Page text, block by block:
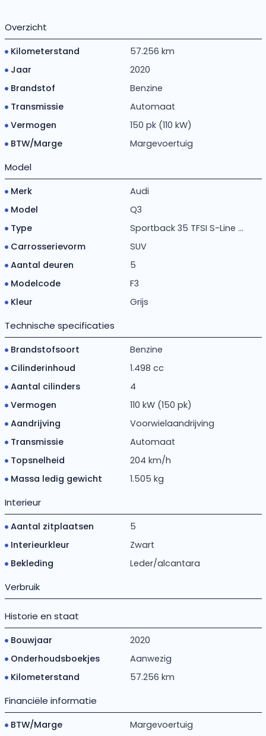
Overzicht
Kilometerstand
57.256 km
Jaar
2020
Brandstof
Benzine
Transmissie
Automaat
Vermogen
150 pk (110 kW)
BTW/Marge
Margevoertuig
Model
Merk
Audi
Model
Q3
Type
Sportback 35 TFSI S-Line ...
Carrosserievorm
SUV
Aantal deuren
5
Modelcode
F3
Kleur
Grijs
Technische specificaties
Brandstofsoort
Benzine
Cilinderinhoud
1.498 cc
Aantal cilinders
4
Vermogen
110 kW (150 pk)
Aandrijving
Voorwielaandrijving
Transmissie
Automaat
Topsnelheid
204 km/h
Massa ledig gewicht
1.505 kg
Interieur
Aantal zitplaatsen
5
Interieurkleur
Zwart
Bekleding
Leder/alcantara
Verbruik
Historie en staat
Bouwjaar
2020
Onderhoudsboekjes
Aanwezig
Kilometerstand
57.256 km
Financiële informatie
BTW/Marge
Margevoertuig